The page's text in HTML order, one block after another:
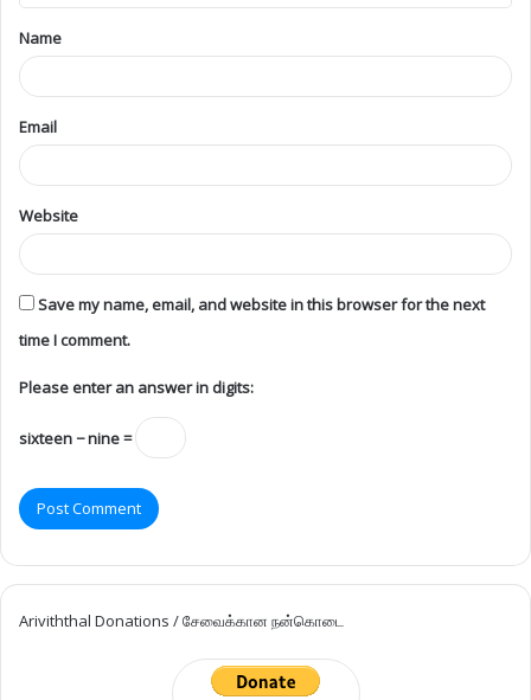
Name
Email
Website
Save my name, email, and website in this browser for the next
time I comment.
Please enter an answer in digits:
sixteen − nine =
Ariviththal Donations / சேவைக்கான நன்கொடை